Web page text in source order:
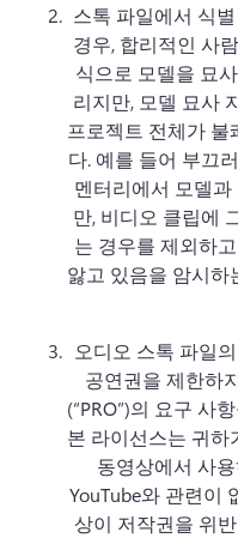
스톡 파일에서 식
경우, 합리적인 사
식으로 모델을 묘
리지만, 모델 묘사
프로젝트 전체가 불
다. 예를 들어 부끄
멘터리에서 모델
만, 비디오 클립에
는 경우를 제외하
앓고 있음을 암시
오디오 스톡 파일
공연권을 제한하
(“PRO”)의 요구 사
본 라이선스는 귀하
동영상에서 사
YouTube와 관련이
상이 저작권을 위